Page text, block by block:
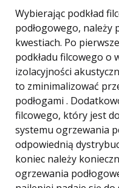
Wybierając podkład
podłogowego, należy
kwestiach. Po
podkładu filcowego o
izolacyjności
to zminimalizować
podłogami .
filcowego, który jest
systemu ogrzewania
odpowiednią
koniec należy
ogrzewania